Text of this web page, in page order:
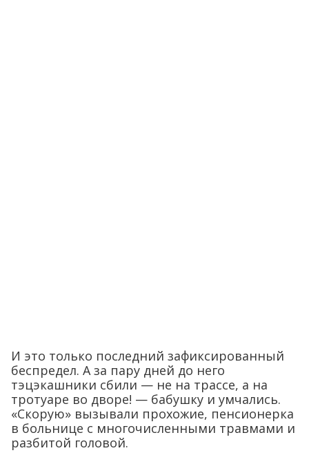
И это только последний зафиксированный
беспредел. А за пару дней до него
тэцэкашники сбили — не на трассе, а на
тротуаре во дворе! — бабушку и умчались.
«Скорую» вызывали прохожие, пенсионерка
в больнице с многочисленными травмами и
разбитой головой.